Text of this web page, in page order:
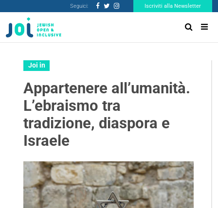
Seguici: Iscriviti alla Newsletter
Joi in
Appartenere all’umanità.
L’ebraismo tra
tradizione, diaspora e
Israele